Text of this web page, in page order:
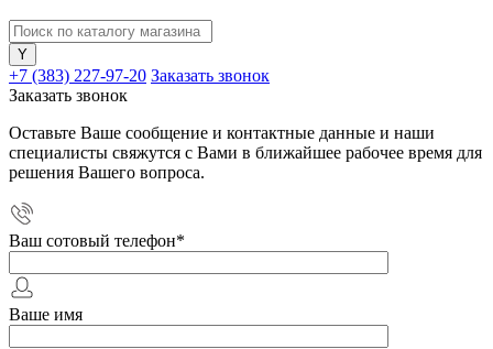
+7 (383) 227-97-20 Заказать звонок
Заказать звонок
Оставьте Ваше сообщение и контактные данные и наши
специалисты свяжутся с Вами в ближайшее рабочее время для
решения Вашего вопроса.
Ваш сотовый телефон*
Ваше имя